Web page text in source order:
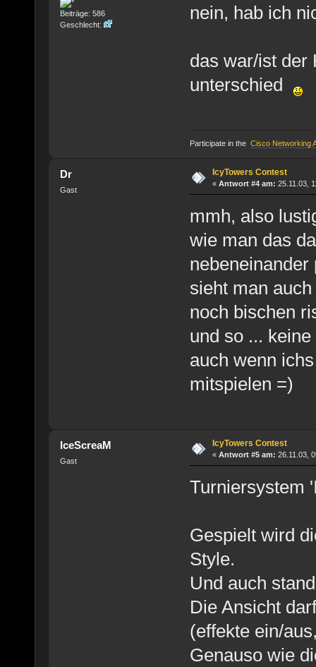
Beiträge: 586
Geschlecht:
nein, hab ich
das war/ist der
unterschied
Participate in the Cisco Networking
Dr
Gast
IcyTowers Contest
« Antwort #4 am: 25.11.03,
mmh, also
wie man das
sieht man
noch bischen
und so ...
auch wenn
mitspielen =)
IceScreaM
Gast
IcyTowers Contest
« Antwort #5 am: 26.11.03,
Turniersystem
Gespielt wird
Style.
Und auch
Die Ansicht
(effekte ein/
Genauso wie